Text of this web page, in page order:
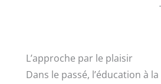
L’approche par le plaisir
Dans le passé, l’éducation à